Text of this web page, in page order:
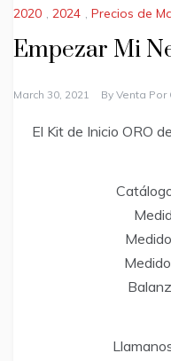
2020 , 2024 , Precios de
Empezar Mi
March 30, 2021 By Venta Por
El Kit de Inicio ORO